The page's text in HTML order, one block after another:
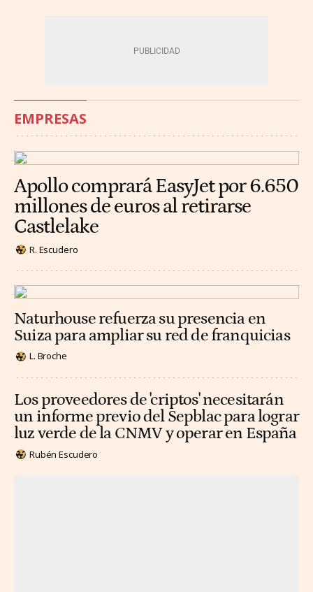
EMPRESAS
Apollo comprará EasyJet por 6.650
millones de euros al retirarse
Castlelake
R. Escudero
Naturhouse refuerza su presencia en
Suiza para ampliar su red de franquicias
L. Broche
Los proveedores de 'criptos' necesitarán
un informe previo del Sepblac para lograr
luz verde de la CNMV y operar en España
Rubén Escudero